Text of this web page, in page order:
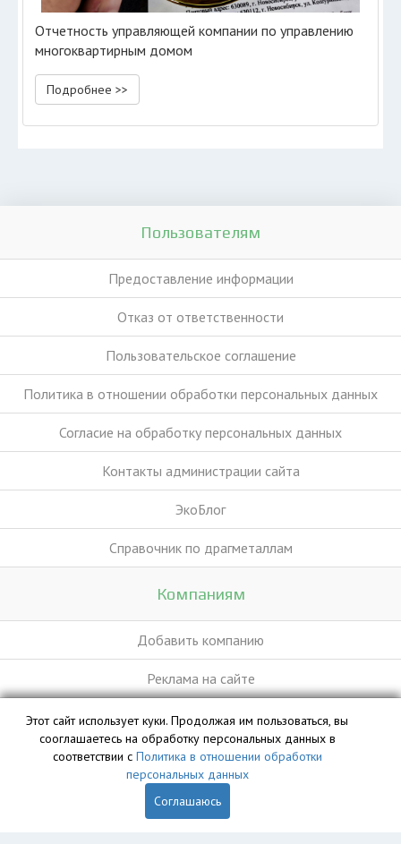
Отчетность управляющей компании по управлению
многоквартирным домом
Подробнее >>
Пользователям
Предоставление информации
Отказ от ответственности
Пользовательское соглашение
Политика в отношении обработки персональных данных
Согласие на обработку персональных данных
Контакты администрации сайта
ЭкоБлог
Справочник по драгметаллам
Компаниям
Добавить компанию
Реклама на сайте
База данных сайта vyvoz.org является интеллектуальной
собственностью ООО «Профит» и охраняется законом.
Этот сайт использует куки. Продолжая им пользоваться, вы
сооглашаетесь на обработку персональных данных в
соответствии с Политика в отношении обработки
персональных данных
Соглашаюсь